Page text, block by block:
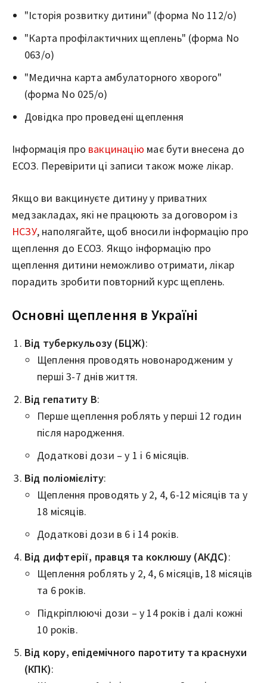
"Історія розвитку дитини" (форма No 112/о)
"Карта профілактичних щеплень" (форма No
063/о)
"Медична карта амбулаторного хворого"
(форма No 025/о)
Довідка про проведені щеплення
Інформація про вакцинацію має бути внесена до
ЕСОЗ. Перевірити ці записи також може лікар.
Якщо ви вакцинуєте дитину у приватних
медзакладах, які не працюють за договором із
НСЗУ, наполягайте, щоб вносили інформацію про
щеплення до ЕСОЗ. Якщо інформацію про
щеплення дитини неможливо отримати, лікар
порадить зробити повторний курс щеплень.
Основні щеплення в Україні
Від туберкульозу (БЦЖ):
Щеплення проводять новонародженим у
перші 3-7 днів життя.
Від гепатиту В:
Перше щеплення роблять у перші 12 годин
після народження.
Додаткові дози – у 1 і 6 місяців.
Від поліомієліту:
Щеплення проводять у 2, 4, 6-12 місяців та у
18 місяців.
Додаткові дози в 6 і 14 років.
Від дифтерії, правця та коклюшу (АКДС):
Щеплення роблять у 2, 4, 6 місяців, 18 місяців
та 6 років.
Підкріплюючі дози – у 14 років і далі кожні
10 років.
Від кору, епідемічного паротиту та краснухи
(КПК):